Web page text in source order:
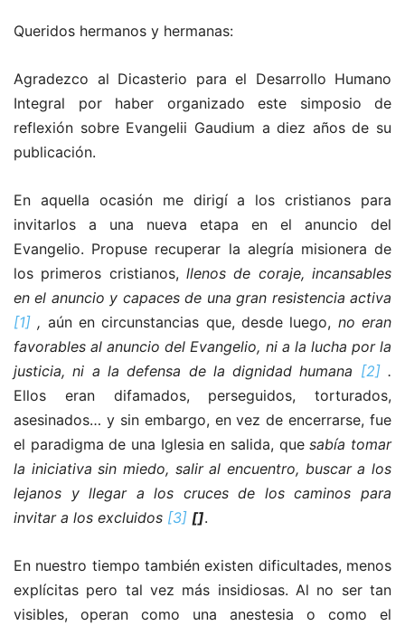
Queridos hermanos y hermanas:
Agradezco al Dicasterio para el Desarrollo Humano
Integral por haber organizado este simposio de
reflexión sobre Evangelii Gaudium a diez años de su
publicación.
En aquella ocasión me dirigí a los cristianos para
invitarlos a una nueva etapa en el anuncio del
Evangelio. Propuse recuperar la alegría misionera de
los primeros cristianos, llenos de coraje, incansables
en el anuncio y capaces de una gran resistencia activa
[1] , aún en circunstancias que, desde luego, no eran
favorables al anuncio del Evangelio, ni a la lucha por la
justicia, ni a la defensa de la dignidad humana [2].
Ellos eran difamados, perseguidos, torturados,
asesinados… y sin embargo, en vez de encerrarse, fue
el paradigma de una Iglesia en salida, quesabía tomar
la iniciativa sin miedo, salir al encuentro, buscar a los
lejanos y llegar a los cruces de los caminos para
invitar a los excluidos [3] [].
En nuestro tiempo también existen dificultades, menos
explícitas pero tal vez más insidiosas. Al no ser tan
visibles, operan como una anestesia o como el